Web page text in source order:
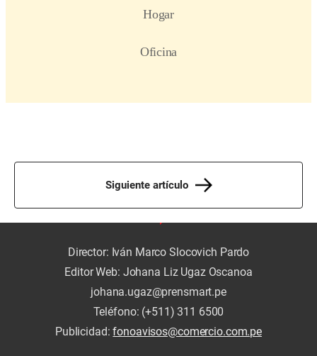
Siguiente artículo
Director: Iván Marco Slocovich Pardo
Editor Web: Johana Liz Ugaz Oscanoa
johana.ugaz@prensmart.pe
Teléfono: (+511) 311 6500
Publicidad:fonoavisos@comercio.com.pe